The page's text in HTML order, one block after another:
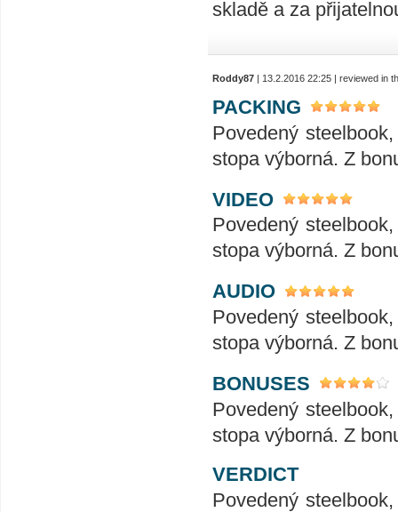
skladě a za
Roddy87 | 13.2.2016 22:25 | reviewed in
PACKING
Povedený
stopa výborná. Z
VIDEO
Povedený
stopa výborná. Z
AUDIO
Povedený
stopa výborná. Z
BONUSES
Povedený
stopa výborná. Z
VERDICT
Povedený